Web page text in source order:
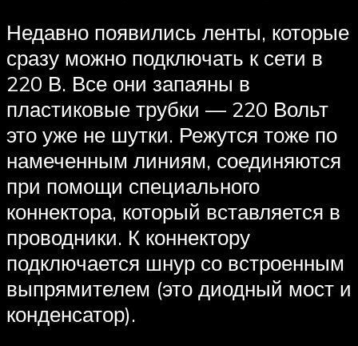
Недавно появились ленты, которые
сразу можно подключать к сети в
220 В. Все они запаяны в
пластиковые трубки — 220 Вольт
это уже не шутки. Режутся тоже по
намеченным линиям, соединяются
при помощи специального
коннектора, который вставляется в
проводники. К коннектору
подключается шнур со встроенным
выпрямителем (это диодный мост и
конденсатор).